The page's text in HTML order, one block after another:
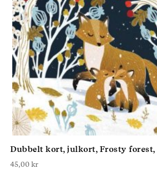
Dubbelt kort, julkort, Frosty forest,
45,00 kr